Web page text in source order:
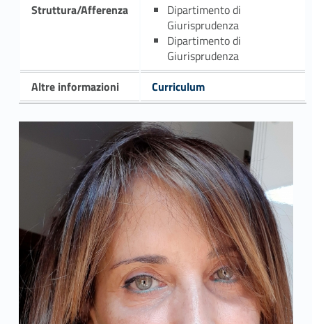
Struttura/Afferenza
Dipartimento di
Giurisprudenza
Dipartimento di
Giurisprudenza
Altre informazioni
Curriculum